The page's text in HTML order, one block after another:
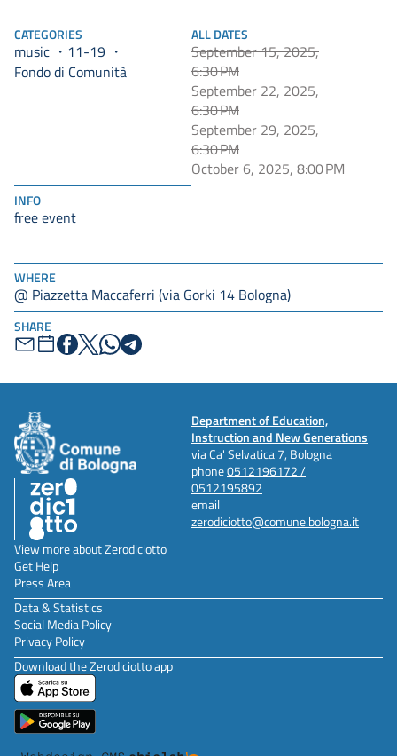
WHERE
@ Piazzetta Maccaferri (via Gorki 14 Bologna)
SHARE
CATEGORIES
music
11-19
Fondo di Comunità
ALL DATES
September 15, 2025,
6:30 PM
September 22, 2025,
6:30 PM
September 29, 2025,
6:30 PM
October 6, 2025, 8:00 PM
INFO
free event
Department of Education,
Instruction and New Generations
via Ca' Selvatica 7, Bologna
phone0512196172 /
0512195892
email
zerodiciotto@comune.bologna.it
View more about Zerodiciotto
Get Help
Press Area
Data & Statistics
Social Media Policy
Privacy Policy
Download the Zerodiciotto app